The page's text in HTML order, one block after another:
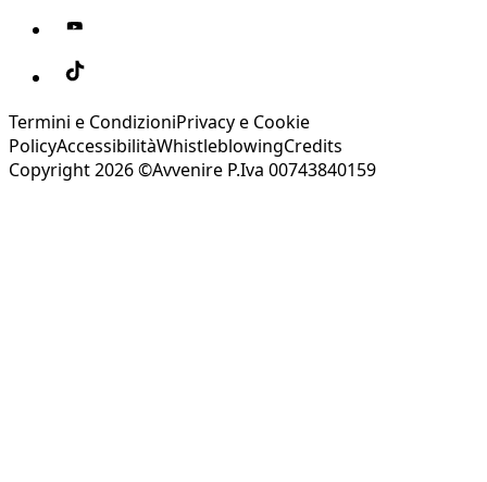
Termini e CondizioniPrivacy e Cookie
PolicyAccessibilitàWhistleblowingCredits
Copyright 2026 ©Avvenire P.Iva 00743840159